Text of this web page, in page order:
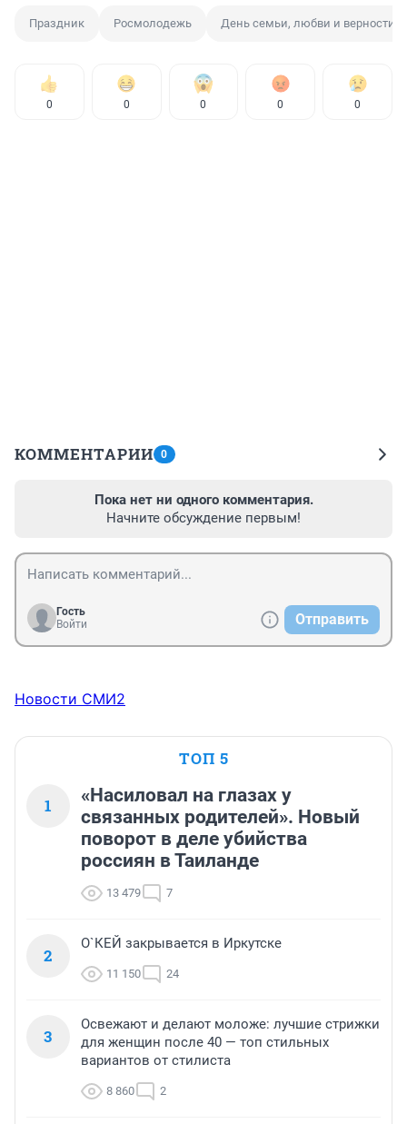
Праздник Росмолодежь День семьи, любви и верности
0 0 0 0 0
КОММЕНТАРИИ 0
Пока нет ни одного комментария.
Начните обсуждение первым!
Гость
Войти
Отправить
Новости СМИ2
ТОП 5
1
«Насиловал на глазах у
связанных родителей». Новый
поворот в деле убийства
россиян в Таиланде
13 479 7
2
О`КЕЙ закрывается в Иркутске
11 150 24
3
Освежают и делают моложе: лучшие стрижки
для женщин после 40 — топ стильных
вариантов от стилиста
8 860 2